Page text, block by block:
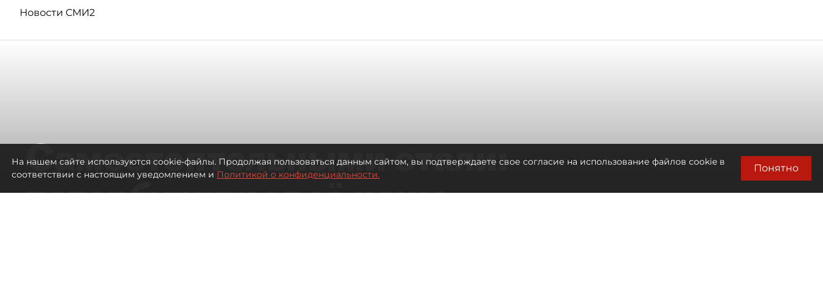
Новости СМИ2
Самостоятельными стали:
петербуржцы всё чаще
На нашем сайте используются cookie-файлы. Продолжая пользоваться данным сайтом, вы подтверждаете свое согласие на использование файлов cookie в
соответствии с настоящим уведомлением и Политикой о конфиденциальности.
Понятно